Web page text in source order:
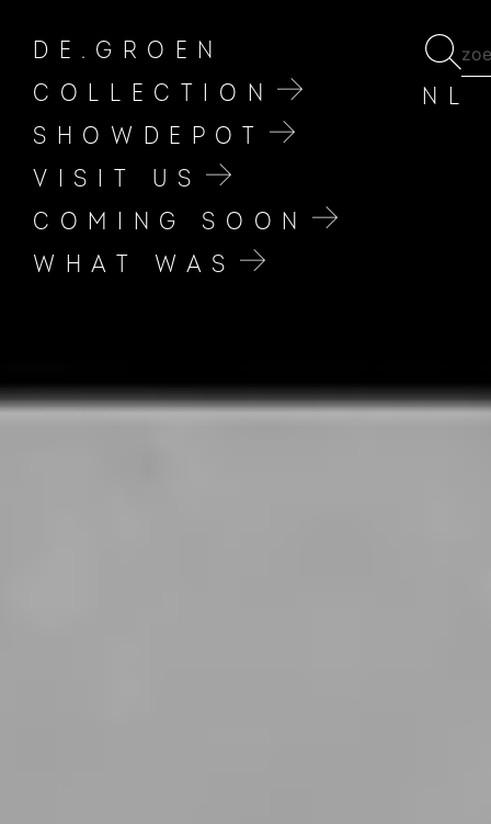
NL
DE.GROEN
COLLECTION
SHOWDEPOT
VISIT US
COMING SOON
WHAT WAS